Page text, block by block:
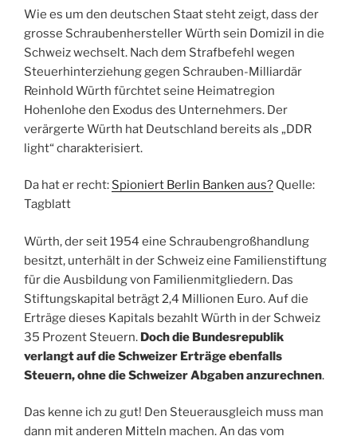
Wie es um den deutschen Staat steht zeigt, dass der
grosse Schraubenhersteller Würth sein Domizil in die
Schweiz wechselt. Nach dem Strafbefehl wegen
Steuerhinterziehung gegen Schrauben-Milliardär
Reinhold Würth fürchtet seine Heimatregion
Hohenlohe den Exodus des Unternehmers. Der
verärgerte Würth hat Deutschland bereits als „DDR
light“ charakterisiert.
Da hat er recht: Spioniert Berlin Banken aus? Quelle:
Tagblatt
Würth, der seit 1954 eine Schraubengroßhandlung
besitzt, unterhält in der Schweiz eine Familienstiftung
für die Ausbildung von Familienmitgliedern. Das
Stiftungskapital beträgt 2,4 Millionen Euro. Auf die
Erträge dieses Kapitals bezahlt Würth in der Schweiz
35 Prozent Steuern. Doch die Bundesrepublik
verlangt auf die Schweizer Erträge ebenfalls
Steuern, ohne die Schweizer Abgaben anzurechnen.
Das kenne ich zu gut! Den Steuerausgleich muss man
dann mit anderen Mitteln machen. An das vom